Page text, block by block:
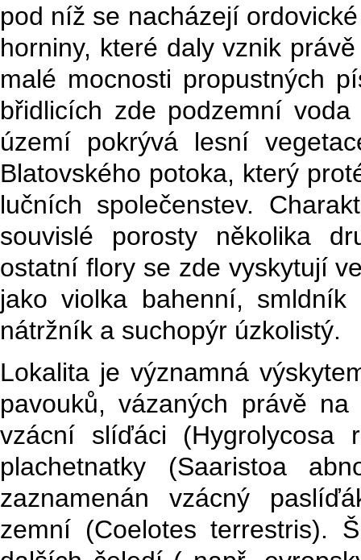
pod níž se nacházejí
horniny, které daly vznik
malé mocnosti propustných
břidlicích zde podzemní
území pokrývá lesní
Blatovského potoka, který
lučních společenstev.
souvislé porosty několika
ostatní flory se zde vyskytují
jako violka bahenní,
nátržník a suchopýr úzkolistý.
Lokalita je významná
pavouků, vázaných právě
vzácní slíďáci (Hygrolycosa
plachetnatky (Saaristoa
zaznamenán vzácný
zemní (Coelotes terrestris).